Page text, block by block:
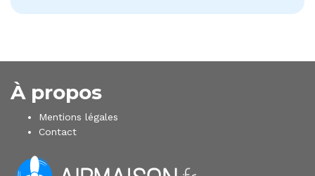
À propos
Mentions légales
Contact